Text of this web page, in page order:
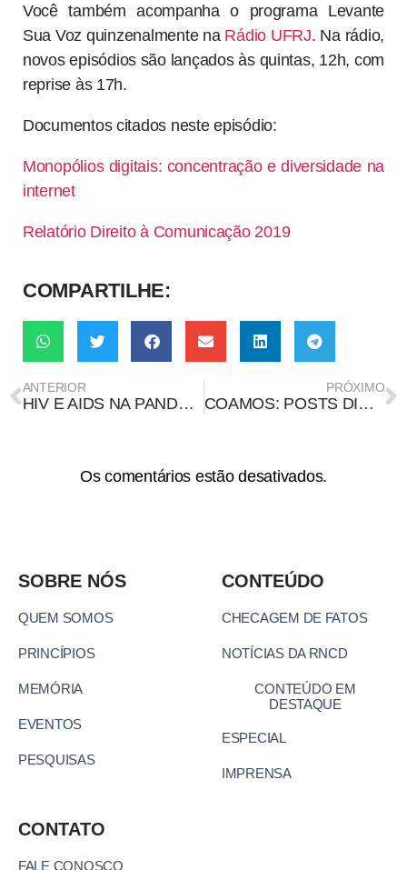
Você também acompanha o programa Levante
Sua Voz quinzenalmente na Rádio UFRJ. Na rádio,
novos episódios são lançados às quintas, 12h, com
reprise às 17h.
Documentos citados neste episódio:
Monopólios digitais: concentração e diversidade na
internet
Relatório Direito à Comunicação 2019
COMPARTILHE:
ANTERIOR
HIV E AIDS NA PANDEMIA
PRÓXIMO
COAMOS: POSTS DISTORCEM INFORMAÇÕES SOBRE VACINA E PODERIO HISTÓRICO DA CHINA
Os comentários estão desativados.
SOBRE NÓS
QUEM SOMOS
PRINCÍPIOS
MEMÓRIA
EVENTOS
PESQUISAS
CONTEÚDO
CHECAGEM DE FATOS
NOTÍCIAS DA RNCD
CONTEÚDO EM
DESTAQUE
ESPECIAL
IMPRENSA
CONTATO
FALE CONOSCO